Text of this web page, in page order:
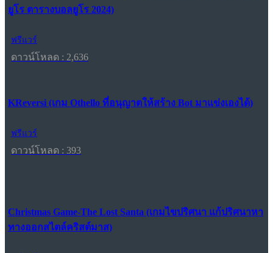
ยูโร ตารางบอลยูโร 2024)
ฟรีแวร์
ดาวน์โหลด : 2,636
KReversi (เกม Othello ที่อนุญาตให้สร้าง Bot มาแข่งเองได้)
ฟรีแวร์
ดาวน์โหลด : 393
Christmas Game-The Lost Santa (เกมไขปริศนา แก้ปริศนาหา
ทางออกสไตล์คริสต์มาส)